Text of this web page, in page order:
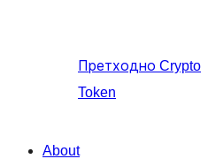
Претходно Crypto
Token
About